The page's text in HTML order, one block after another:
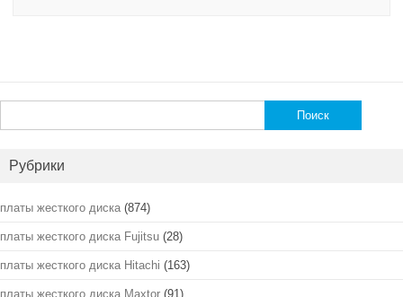
Рубрики
платы жесткого диска (874)
платы жесткого диска Fujitsu (28)
платы жесткого диска Hitachi (163)
платы жесткого диска Maxtor (91)